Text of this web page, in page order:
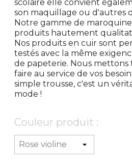
scolaire elle convient
son maquillage ou d'autres
Notre gamme de
produits hautement
Nos produits en cuir sont
testés avec la même
de papeterie. Nous
faire au service de vos
simple trousse, c'est un
mode !
Couleur produit :